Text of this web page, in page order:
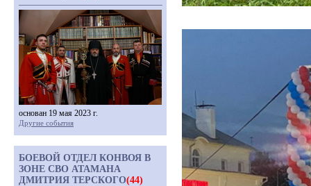
основан 19 мая 2023 г.
Другие события
БОЕВОЙ ОТДЕЛ КОНВОЯ В
ЗОНЕ СВО АТАМАНА
ДМИТРИЯ ТЕРСКОГО(44)